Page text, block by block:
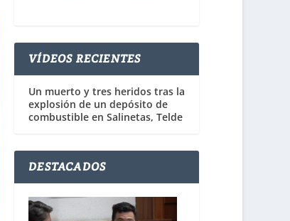
VÍDEOS RECIENTES
Un muerto y tres heridos tras la
explosión de un depósito de
combustible en Salinetas, Telde
DESTACADOS